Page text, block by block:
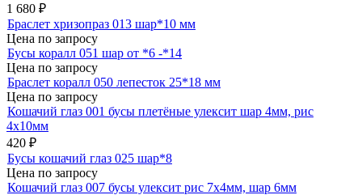
1 680 ₽
Браслет хризопраз 013 шар*10 мм
Цена по запросу
Бусы коралл 051 шар от *6 -*14
Цена по запросу
Браслет коралл 050 лепесток 25*18 мм
Цена по запросу
Кошачий глаз 001 бусы плетёные улексит шар 4мм, рис
4х10мм
420 ₽
Бусы кошачий глаз 025 шар*8
Цена по запросу
Кошачий глаз 007 бусы улексит рис 7х4мм, шар 6мм